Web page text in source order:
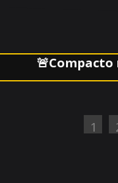
🚨Compacto
1